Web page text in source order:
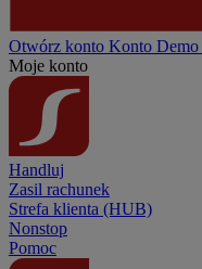
Otwórz konto Konto Demo
Moje konto
Handluj
Zasil rachunek
Strefa klienta (HUB)
Nonstop
Pomoc